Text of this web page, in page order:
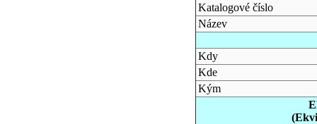
Katalogové číslo
Název
Kdy
Kde
Kým